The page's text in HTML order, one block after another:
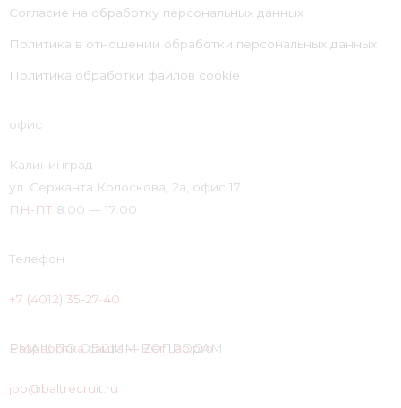
Согласие на обработку персональных данных
Политика в отношении обработки персональных данных
Политика обработки файлов cookie
офис
Калининград
ул. Сержанта Колоскова, 2а, офис 17
ПН-ПТ 8:00 — 17:00
Телефон
+7 (4012) 35-27-40
EMAIL ПО ОБЩИМ ВОПРОСАМ
job@baltrecruit.ru
Разработка сайта — ZenLab.pro